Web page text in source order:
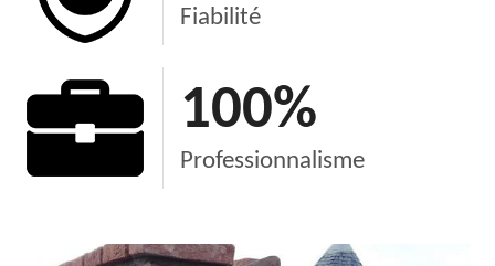
Fiabilité
100%
Professionnalisme